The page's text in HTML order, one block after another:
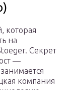
которая
на
Секрет
—
компания